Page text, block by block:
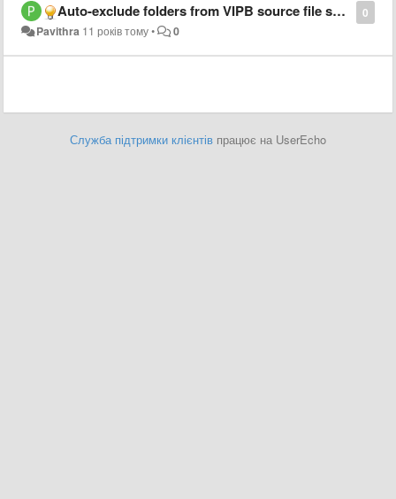
0
​Auto-exclude folders from VIPB source file settings by default
Pavithra 11 років тому• 0
Служба підтримки клієнтів працює на UserEcho